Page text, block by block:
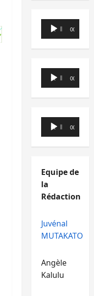
Lecteur
audio
00:00 00:00
Lecteur
audio
00:00 00:00
Lecteur
audio
00:00 00:00
Equipe de
la
Rédaction
Juvénal
MUTAKATO
Angèle
Kalulu